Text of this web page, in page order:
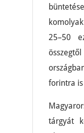
25–50
forintra
tárgyát